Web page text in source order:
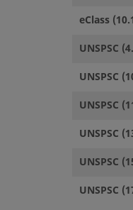
eClass
UNSPSC
UNSPSC
UNSPSC
UNSPSC
UNSPSC
UNSPSC